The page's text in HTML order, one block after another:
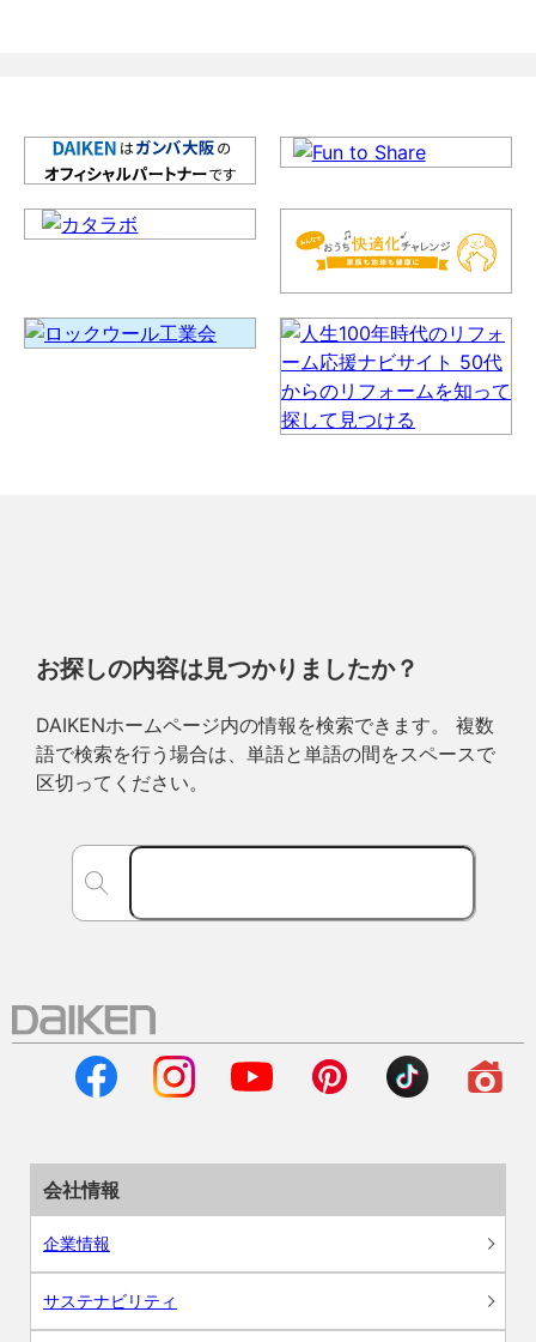
お探しの内容は見つかりましたか？
DAIKENホームページ内の情報を検索できます。 複数
語で検索を行う場合は、単語と単語の間をスペースで
区切ってください。
会社情報
企業情報
サステナビリティ